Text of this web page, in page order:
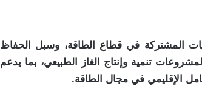
المشتركة في قطاع الطاقة، وسبل الحفاظ
تنمية وإنتاج الغاز الطبيعي، بما يدعم
الإقليمي في مجال الطاقة.